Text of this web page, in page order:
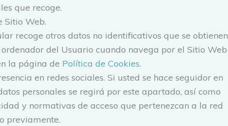
que recoge.
Sitio Web.
recoge otros datos no identificativos que se obtienen
del Usuario cuando navega por el Sitio Web
la página de Política de Cookies.
en redes sociales. Si usted se hace seguidor en
personales se regirá por este apartado, así como
y normativas de acceso que pertenezcan a la red
previamente.